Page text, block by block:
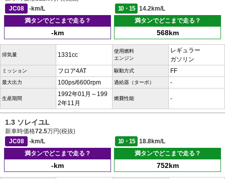
JC08
-km/L 10・15
14.2km/L
満タンでどこまで走る？
-km
満タンでどこまで走る？
568km
排気量 1331cc
使用燃料
エンジン
レギュラー
ガソリン
ミッション フロア4AT 駆動方式 FF
最大出力 100ps/6600rpm 過給器（ターボ） -
生産期間
1992年01月～199
2年11月
燃費性能 -
1.3 ソレイユL
新車時価格72.5万円(税抜)
JC08
-km/L 10・15
18.8km/L
満タンでどこまで走る？
-km
満タンでどこまで走る？
752km